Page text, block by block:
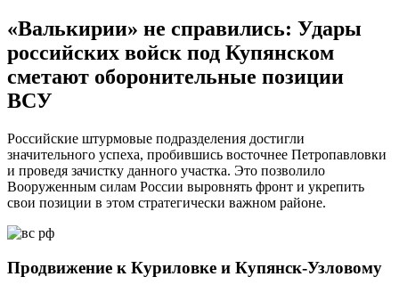
«Валькирии» не справились: Удары
российских войск под Купянском
сметают оборонительные позиции
ВСУ
Российские штурмовые подразделения достигли
значительного успеха, пробившись восточнее Петропавловки
и проведя зачистку данного участка. Это позволило
Вооруженным силам России выровнять фронт и укрепить
свои позиции в этом стратегически важном районе.
Продвижение к Куриловке и Купянск-Узловому